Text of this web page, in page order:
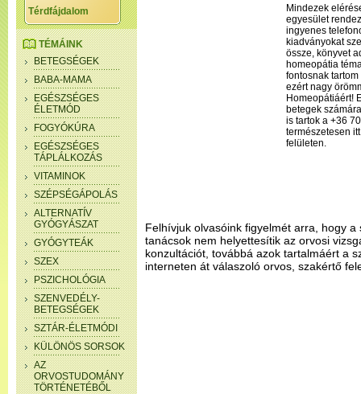
Térdfájdalom
TÉMÁINK
BETEGSÉGEK
BABA-MAMA
EGÉSZSÉGES
ÉLETMÓD
FOGYÓKÚRA
EGÉSZSÉGES
TÁPLÁLKOZÁS
VITAMINOK
SZÉPSÉGÁPOLÁS
ALTERNATÍV
GYÓGYÁSZAT
GYÓGYTEÁK
SZEX
PSZICHOLÓGIA
SZENVEDÉLY-
BETEGSÉGEK
SZTÁR-ÉLETMÓDI
KÜLÖNÖS SORSOK
AZ
ORVOSTUDOMÁNY
TÖRTÉNETÉBŐL
Mindezek
egyesület
ingyenes
kiadványokat
össze, könyvet
homeopátia
fontosnak
ezért nagy
Homeopátiáért!
betegek
is tartok a +36
természetesen
felületen.
Felhívjuk olvasóink figyelmét arra, hogy a
tanácsok nem helyettesítik az orvosi
konzultációt, továbbá azok tartalmáért a
interneten át válaszoló orvos, szakértő